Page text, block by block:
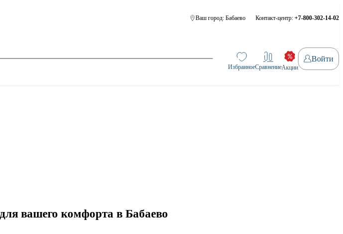
Ваш город: Бабаево Контакт-центр: +7-800-302-14-02
ИзбранноеСравнениеАкции
Войти
вашего комфорта в Бабаево